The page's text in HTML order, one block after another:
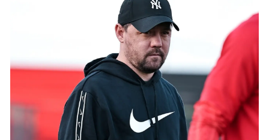
Kırklareli
Kırşehir
Kocaeli